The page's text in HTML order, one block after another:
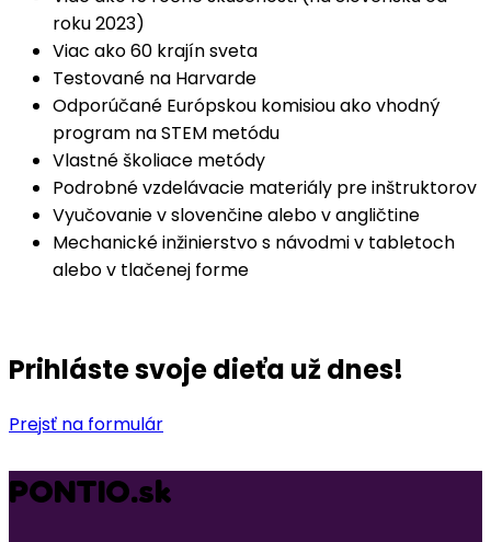
roku 2023)
Viac ako 60 krajín sveta
Testované na Harvarde
Odporúčané Európskou komisiou ako vhodný
program na STEM metódu
Vlastné školiace metódy
Podrobné vzdelávacie materiály pre inštruktorov
Vyučovanie v slovenčine alebo v angličtine
Mechanické inžinierstvo s návodmi v tabletoch
alebo v tlačenej forme
Prihláste svoje dieťa už dnes!
Prejsť na formulár
PONTIO.sk